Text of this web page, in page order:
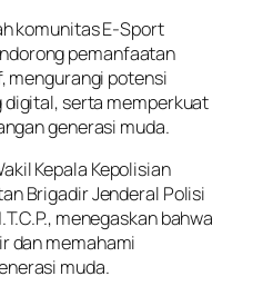
komunitas E-Sport
pemanfaatan
mengurangi potensi
digital, serta memperkuat
generasi muda.
Kepala Kepolisian
Brigadir Jenderal Polisi
menegaskan bahwa
dan memahami
muda.